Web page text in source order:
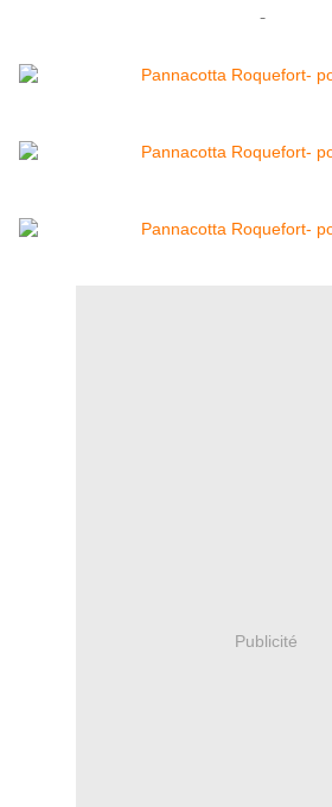
-
Publicité